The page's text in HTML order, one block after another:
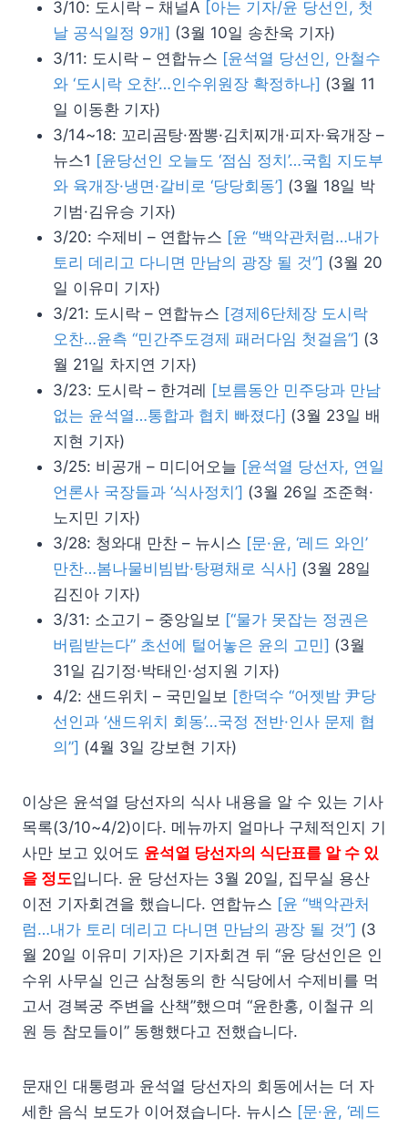
3/10: 도시락 – 채널A [아는 기자/윤 당선인, 첫
날 공식일정 9개] (3월 10일 송찬욱 기자)
3/11: 도시락 – 연합뉴스 [윤석열 당선인, 안철수
와 ‘도시락 오찬’…인수위원장 확정하나] (3월 11
일 이동환 기자)
3/14~18: 꼬리곰탕·짬뽕·김치찌개·피자·육개장 –
뉴스1 [윤당선인 오늘도 ‘점심 정치’…국힘 지도부
와 육개장·냉면·갈비로 ‘당당회동’] (3월 18일 박
기범·김유승 기자)
3/20: 수제비 – 연합뉴스 [윤 “백악관처럼…내가
토리 데리고 다니면 만남의 광장 될 것”] (3월 20
일 이유미 기자)
3/21: 도시락 – 연합뉴스 [경제6단체장 도시락
오찬…윤측 “민간주도경제 패러다임 첫걸음”] (3
월 21일 차지연 기자)
3/23: 도시락 – 한겨레 [보름동안 민주당과 만남
없는 윤석열…통합과 협치 빠졌다] (3월 23일 배
지현 기자)
3/25: 비공개 – 미디어오늘 [윤석열 당선자, 연일
언론사 국장들과 ‘식사정치’] (3월 26일 조준혁·
노지민 기자)
3/28: 청와대 만찬 – 뉴시스 [문·윤, ‘레드 와인’
만찬…봄나물비빔밥·탕평채로 식사] (3월 28일
김진아 기자)
3/31: 소고기 – 중앙일보 [“물가 못잡는 정권은
버림받는다” 초선에 털어놓은 윤의 고민] (3월
31일 김기정·박태인·성지원 기자)
4/2: 샌드위치 – 국민일보 [한덕수 “어젯밤 尹당
선인과 ‘샌드위치 회동’…국정 전반·인사 문제 협
의”] (4월 3일 강보현 기자)
이상은 윤석열 당선자의 식사 내용을 알 수 있는 기사
목록(3/10~4/2)이다. 메뉴까지 얼마나 구체적인지 기
사만 보고 있어도 윤석열 당선자의 식단표를 알 수 있
을 정도입니다. 윤 당선자는 3월 20일, 집무실 용산
이전 기자회견을 했습니다. 연합뉴스 [윤 “백악관처
럼…내가 토리 데리고 다니면 만남의 광장 될 것”] (3
월 20일 이유미 기자)은 기자회견 뒤 “윤 당선인은 인
수위 사무실 인근 삼청동의 한 식당에서 수제비를 먹
고서 경복궁 주변을 산책”했으며 “윤한홍, 이철규 의
원 등 참모들이” 동행했다고 전했습니다.
문재인 대통령과 윤석열 당선자의 회동에서는 더 자
세한 음식 보도가 이어졌습니다. 뉴시스 [문·윤, ‘레드